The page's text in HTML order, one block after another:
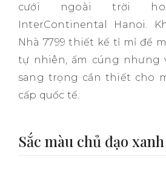
cưới ngoài trời
InterContinental Hanoi.
Nhà 7799 thiết kế tỉ mỉ để
tự nhiên, ấm cúng nhưng
sang trọng cần thiết cho
cấp quốc tế.
Sắc màu chủ đạo